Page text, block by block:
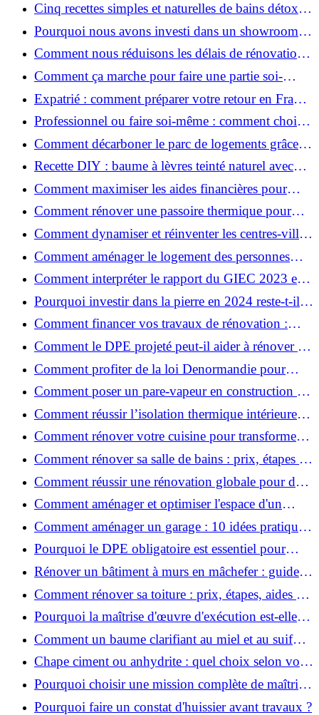
Cinq recettes simples et naturelles de bains détox
maison
Pourquoi nous avons investi dans un showroom-
atelier et ce que cela apporte aux clients
Comment nous réduisons les délais de rénovation à
3 mois au lieu de 6?
Comment ça marche pour faire une partie soi-
même et nous confier le reste ?
Expatrié : comment préparer votre retour en France
et rénover votre bien à distance ?
Professionnel ou faire soi-même : comment choisir
pour votre rénovation ?
Comment décarboner le parc de logements grâce à
la rénovation énergétique ?
Recette DIY : baume à lèvres teinté naturel avec
SPF
Comment maximiser les aides financières pour
votre rénovation ?
Comment rénover une passoire thermique pour
une maison durable ?
Comment dynamiser et réinventer les centres-villes
avec Action Cœur de Ville ?
Comment aménager le logement des personnes
âgées et obtenir des aides financières ?
Comment interpréter le rapport du GIEC 2023 et
en retenir l'essentiel ?
Pourquoi investir dans la pierre en 2024 reste-t-il
un choix sûr ?
Comment financer vos travaux de rénovation :
aides, prêts et solutions pratiques ?
Comment le DPE projeté peut-il aider à rénover et
valoriser votre bien ?
Comment profiter de la loi Denormandie pour
investir dans l'ancien et défiscaliser ?
Comment poser un pare-vapeur en construction et
rénovation : rôle et erreurs à éviter?
Comment réussir l’isolation thermique intérieure
pour une maison économe en énergie ?
Comment rénover votre cuisine pour transformer
votre espace de vie ?
Comment rénover sa salle de bains : prix, étapes et
astuces ?
Comment réussir une rénovation globale pour des
économies et un confort durables?
Comment aménager et optimiser l'espace d'un
studio : 10 astuces pratiques ?
Comment aménager un garage : 10 idées pratiques
et efficaces ?
Pourquoi le DPE obligatoire est essentiel pour
vendre ou louer un bien ?
Rénover un bâtiment à murs en mâchefer : guide
pratique et solutions
Comment rénover sa toiture : prix, étapes, aides et
réglementation ?
Pourquoi la maîtrise d'œuvre d'exécution est-elle
indispensable pour vos chantiers ?
Comment un baume clarifiant au miel et au suif
peut-il purifier la peau ?
Chape ciment ou anhydrite : quel choix selon votre
projet ?
Pourquoi choisir une mission complète de maîtrise
d’œuvre pour réussir vos projets?
Pourquoi faire un constat d'huissier avant travaux ?